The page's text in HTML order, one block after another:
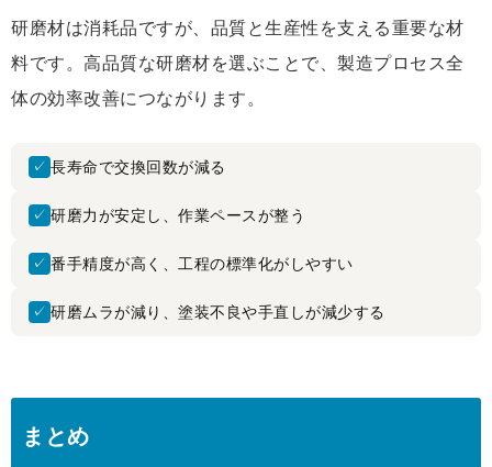
研磨材は消耗品ですが、品質と生産性を支える重要な材
料です。高品質な研磨材を選ぶことで、製造プロセス全
体の効率改善につながります。
✓ 長寿命で交換回数が減る
✓ 研磨力が安定し、作業ペースが整う
✓ 番手精度が高く、工程の標準化がしやすい
✓ 研磨ムラが減り、塗装不良や手直しが減少する
まとめ